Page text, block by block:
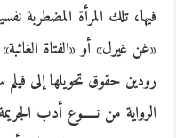
فيها، تلك المرأة المضطربة
«غن غيرل» أو «الفتاة
رودين حقوق تحويلها إلى فيلم
الرواية من نـــــوع أدب